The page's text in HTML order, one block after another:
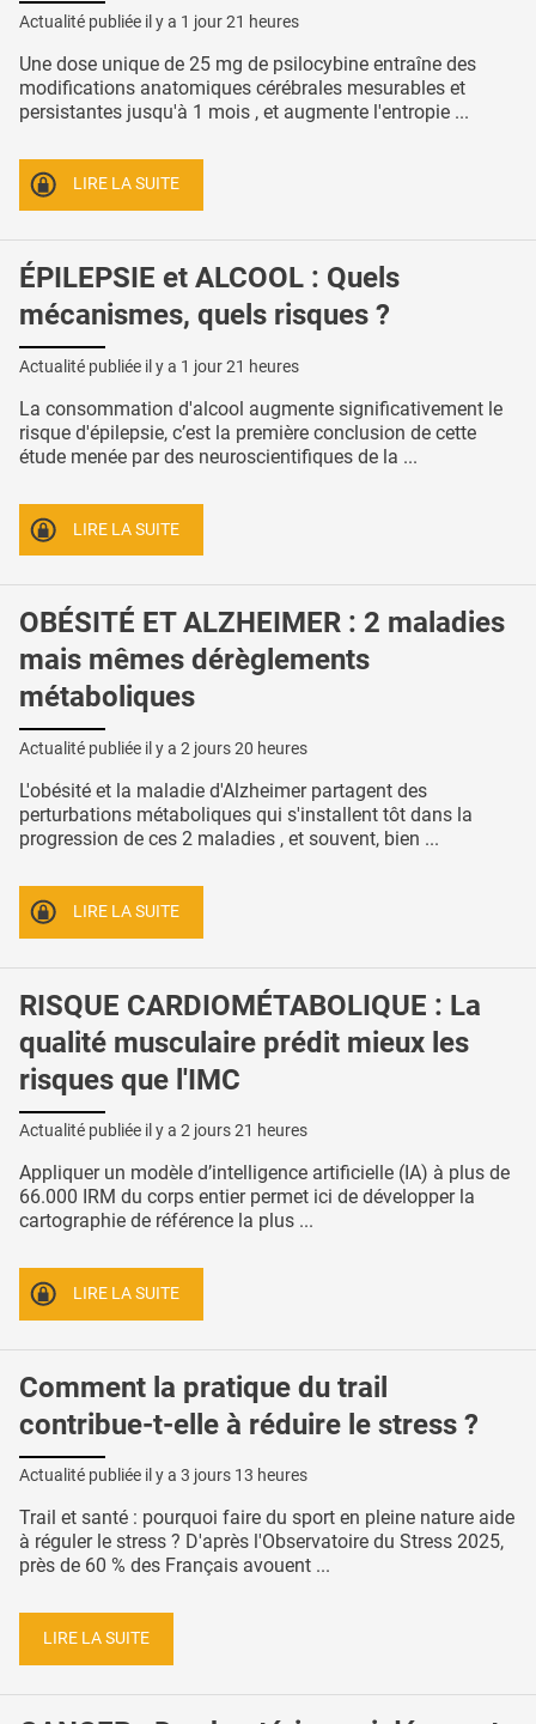
Actualité publiée il y a 1 jour 21 heures
Une dose unique de 25 mg de psilocybine entraîne des
modifications anatomiques cérébrales mesurables et
persistantes jusqu'à 1 mois , et augmente l'entropie ...
LIRE LA SUITE
ÉPILEPSIE et ALCOOL : Quels
mécanismes, quels risques ?
Actualité publiée il y a 1 jour 21 heures
La consommation d'alcool augmente significativement le
risque d'épilepsie, c’est la première conclusion de cette
étude menée par des neuroscientifiques de la ...
LIRE LA SUITE
OBÉSITÉ ET ALZHEIMER : 2 maladies
mais mêmes dérèglements
métaboliques
Actualité publiée il y a 2 jours 20 heures
L'obésité et la maladie d'Alzheimer partagent des
perturbations métaboliques qui s'installent tôt dans la
progression de ces 2 maladies , et souvent, bien ...
LIRE LA SUITE
RISQUE CARDIOMÉTABOLIQUE : La
qualité musculaire prédit mieux les
risques que l'IMC
Actualité publiée il y a 2 jours 21 heures
Appliquer un modèle d’intelligence artificielle (IA) à plus de
66.000 IRM du corps entier permet ici de développer la
cartographie de référence la plus ...
LIRE LA SUITE
Comment la pratique du trail
contribue-t-elle à réduire le stress ?
Actualité publiée il y a 3 jours 13 heures
Trail et santé : pourquoi faire du sport en pleine nature aide
à réguler le stress ? D'après l'Observatoire du Stress 2025,
près de 60 % des Français avouent ...
LIRE LA SUITE